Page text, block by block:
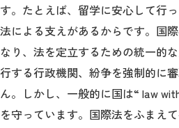
す。たとえば、留学に安心して行
法による支えがあるからです。国
なり、法を定立するための統一的
行する行政機関、紛争を強制的に
ん。しかし、一般的に国は“ law
を守っています。国際法をふまえ